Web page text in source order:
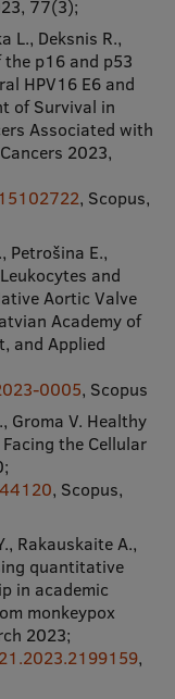
77(3);
L., Deksnis R.,
the p16 and p53
HPV16 E6 and
of Survival in
Associated with
2023,
, Scopus,
Petrošina E.,
and
Aortic Valve
Academy of
and Applied
0005, Scopus
Groma V. Healthy
the Cellular
, Scopus,
Rakauskaite A.,
quantitative
in academic
monkeypox
2023;
,